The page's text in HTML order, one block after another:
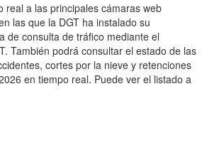
real a las principales cámaras web
las que la DGT ha instalado su
de consulta de tráfico mediante el
También podrá consultar el estado de las
cortes por la nieve y retenciones
en tiempo real. Puede ver el listado a